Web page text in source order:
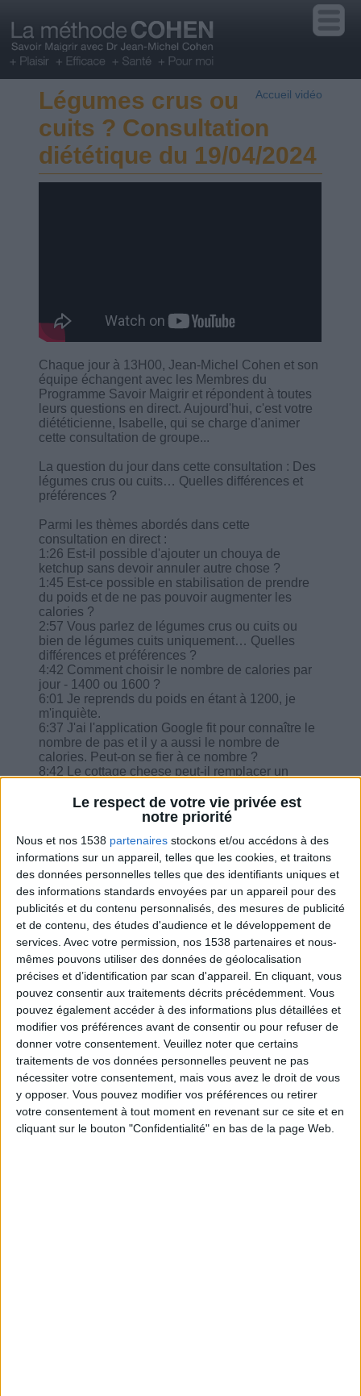
Le respect de votre vie privée est
notre priorité
Nous et nos 1538 partenaires stockons et/ou accédons à des
informations sur un appareil, telles que les cookies, et traitons
des données personnelles telles que des identifiants uniques et
des informations standards envoyées par un appareil pour des
publicités et du contenu personnalisés, des mesures de publicité
et de contenu, des études d'audience et le développement de
services. Avec votre permission, nos 1538 partenaires et nous-
mêmes pouvons utiliser des données de géolocalisation
précises et d’identification par scan d'appareil. En cliquant, vous
pouvez consentir aux traitements décrits précédemment. Vous
pouvez également accéder à des informations plus détaillées et
modifier vos préférences avant de consentir ou pour refuser de
donner votre consentement. Veuillez noter que certains
traitements de vos données personnelles peuvent ne pas
nécessiter votre consentement, mais vous avez le droit de vous
y opposer. Vous pouvez modifier vos préférences ou retirer
votre consentement à tout moment en revenant sur ce site et en
cliquant sur le bouton "Confidentialité" en bas de la page Web.
Accueil vidéo
Légumes crus ou
cuits ? Consultation
diététique du 19/04/2024
Chaque jour à 13H00, Jean-Michel Cohen et son
équipe échangent avec les Membres du
Programme Savoir Maigrir et répondent à toutes
leurs questions en direct. Aujourd'hui, c'est votre
diététicienne, Isabelle, qui se charge d'animer
cette consultation de groupe...
La question du jour dans cette consultation : Des
légumes crus ou cuits… Quelles différences et
préférences ?
Parmi les thèmes abordés dans cette
consultation en direct :
1:26 Est-il possible d'ajouter un chouya de
ketchup sans devoir annuler autre chose ?
1:45 Est-ce possible en stabilisation de prendre
du poids et de ne pas pouvoir augmenter les
calories ?
2:57 Vous parlez de légumes crus ou cuits ou
bien de légumes cuits uniquement… Quelles
différences et préférences ?
4:42 Comment choisir le nombre de calories par
jour - 1400 ou 1600 ?
6:01 Je reprends du poids en étant à 1200, je
m'inquiète.
6:37 J'ai l'application Google fit pour connaître le
nombre de pas et il y a aussi le nombre de
calories. Peut-on se fier à ce nombre ?
8:42 Le cottage cheese peut-il remplacer un
9:37 Pour faire de la béchamel avec 40 g de
maïzena et 50 cl de lait écrémé pour 2 personnes
: on comptabilise le lait uniquement?
10:21 100 g de yaourt végétal au lait de coco
nature sans sucre est-il équivalent à un yaourt
nature et peut-on remplacer ce yaourt nature par
le végétal lait de coco ?
11:22 Est-ce que je peux remplacer un laitage par
100ml de lait de riz ssa infusé avec un thé chaï
aux épices ?
Combien de kilos souhaitez-vous perdre ?
Moins de
5 kilos
De 5 à 10
kilos
Plus de
10 kilos